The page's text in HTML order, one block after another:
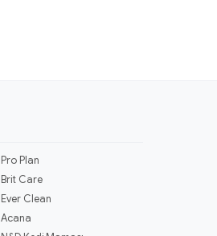
Pro Plan
Brit Care
Ever Clean
Acana